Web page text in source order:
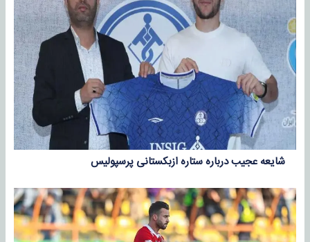
شایعه عجیب درباره ستاره ازبکستانی پرسپولیس